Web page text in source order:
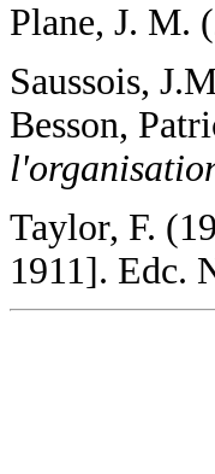
Plane, J. M.
Saussois,
Besson,
Taylor, F.
1911]. Edc.